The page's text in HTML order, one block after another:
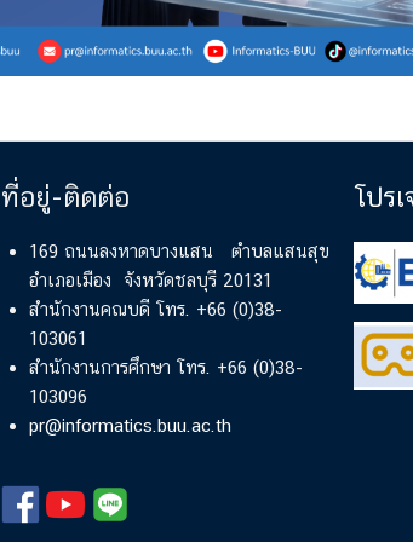
ที่อยู่-ติดต่อ
169 ถนนลงหาดบางแสน ตำบลแสนสุข
อำเภอเมือง จังหวัดชลบุรี 20131
สำนักงานคณบดี โทร. +66 (0)38-
103061
สำนักงานการศึกษา โทร. +66 (0)38-
103096
pr@informatics.buu.ac.th
โปร